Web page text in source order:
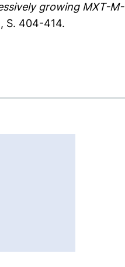
growing MXT-M-
S. 404-414.